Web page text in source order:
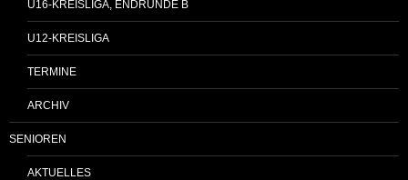
U16-KREISLIGA, ENDRUNDE B
U12-KREISLIGA
TERMINE
ARCHIV
SENIOREN
AKTUELLES